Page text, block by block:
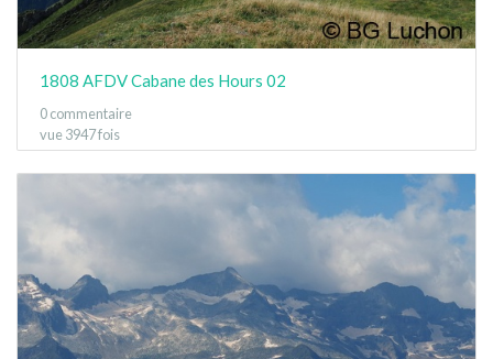
1808 AFDV Cabane des Hours 02
0 commentaire
vue 3947 fois